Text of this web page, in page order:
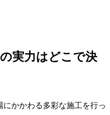
実力はどこで決
かかわる多彩な施工を行っ